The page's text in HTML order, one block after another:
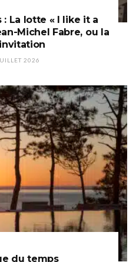
La lotte « I like it a
Michel Fabre, ou la
2026
du temps